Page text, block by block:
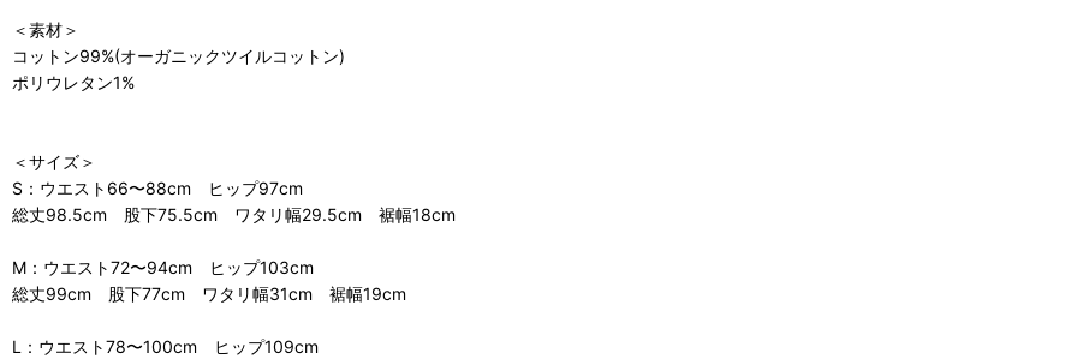
＜素材＞
コットン99%(オーガニックツイルコットン)
ポリウレタン1%
＜サイズ＞
S：ウエスト66〜88cm ヒップ97cm
総丈98.5cm 股下75.5cm ワタリ幅29.5cm 裾幅18cm
M：ウエスト72〜94cm ヒップ103cm
総丈99cm 股下77cm ワタリ幅31cm 裾幅19cm
L：ウエスト78〜100cm ヒップ109cm